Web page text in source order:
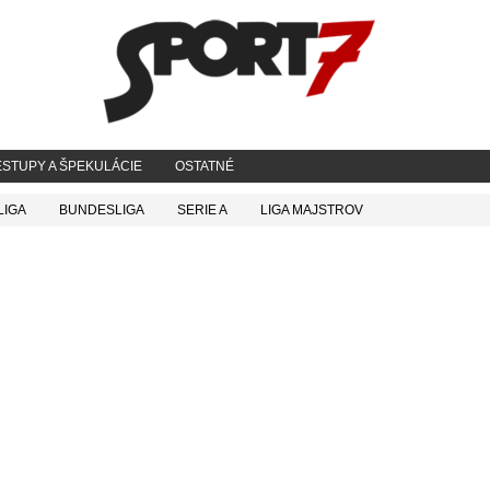
A ŠPEKULÁCIE OSTATNÉ
BUNDESLIGA SERIE A LIGA MAJSTROV